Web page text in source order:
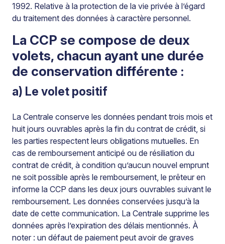
1992. Relative à la protection de la vie privée à l’égard
du traitement des données à caractère personnel.
La CCP se compose de deux
volets, chacun ayant une durée
de conservation différente :
a) Le volet positif
La Centrale conserve les données pendant trois mois et
huit jours ouvrables après la fin du contrat de crédit, si
les parties respectent leurs obligations mutuelles. En
cas de remboursement anticipé ou de résiliation du
contrat de crédit, à condition qu’aucun nouvel emprunt
ne soit possible après le remboursement, le prêteur en
informe la CCP dans les deux jours ouvrables suivant le
remboursement. Les données conservées jusqu’à la
date de cette communication. La Centrale supprime les
données après l’expiration des délais mentionnés. À
noter : un défaut de paiement peut avoir de graves